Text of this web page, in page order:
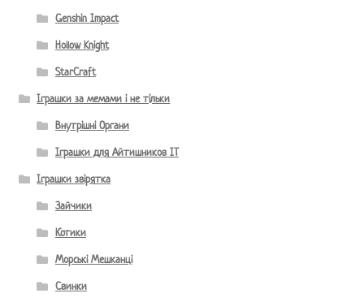
Genshin Impact
Hollow Knight
StarCraft
Іграшки за мемами і не тільки
Внутрішні Органи
Іграшки для Айтишников IT
Іграшки звірятка
Зайчики
Котики
Морські Мешканці
Свинки